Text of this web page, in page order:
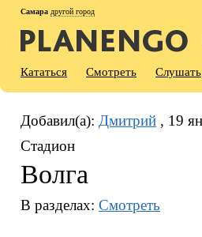
Самара другой город
Кататься Смотреть Слушать
Добавил(а): Дмитрий , 19
Стадион
Волга
В разделах: Смотреть